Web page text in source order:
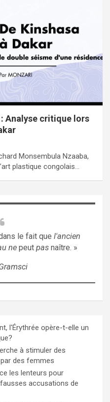
Analyse critique lors
Monsembula Nzaaba,
plastique congolais…
le fait que l'ancien
nepeut pasnaître. »
l'Érythrée opère-t-elle un
à stimuler des
des femmes
les lenteurs pour
accusations de